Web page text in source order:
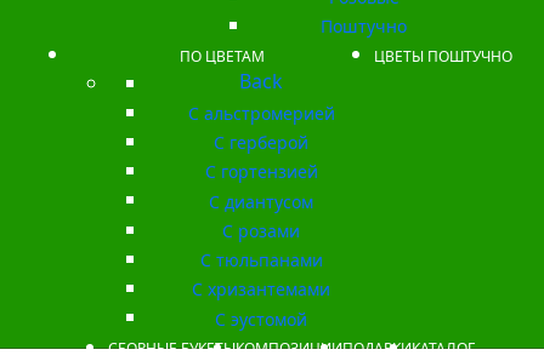
Поштучно
ПО ЦВЕТАМ
Back
С альстромерией
С герберой
С гортензией
С диантусом
С розами
С тюльпанами
С хризантемами
С эустомой
ЦВЕТЫ ПОШТУЧНО
СБОРНЫЕ БУКЕТЫКОМПОЗИЦИИПОДАРКИКАТАЛОГ